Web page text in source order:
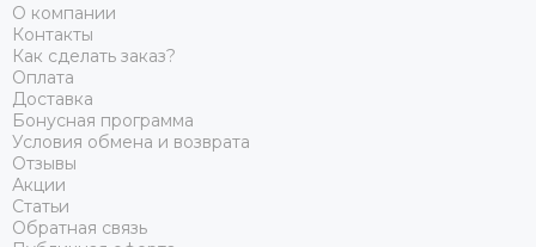
О компании
Контакты
Как сделать заказ?
Оплата
Доставка
Бонусная программа
Условия обмена и возврата
Отзывы
Акции
Статьи
Обратная связь